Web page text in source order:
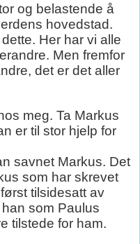
og belastende å
hovedstad.
Her har vi alle
Men fremfor
det er det aller
meg. Ta Markus
er til stor hjelp for
savnet Markus. Det
som har skrevet
tilsidesatt av
som Paulus
tilstede for ham.